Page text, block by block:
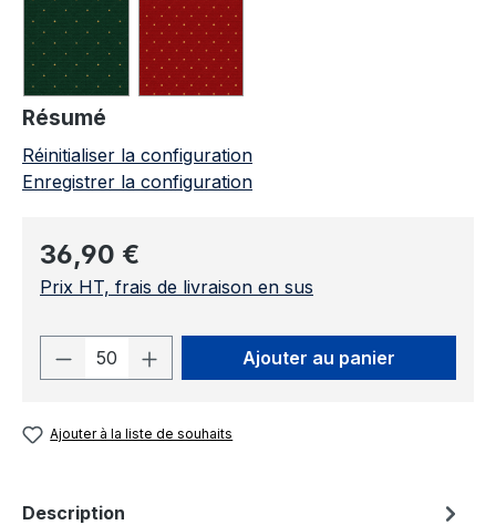
Résumé
Réinitialiser la configuration
Enregistrer la configuration
Prix régulier :
36,90 €
Prix HT, frais de livraison en sus
Quantité de produit : Entrez la
Ajouter au panier
Ajouter à la liste de souhaits
Description